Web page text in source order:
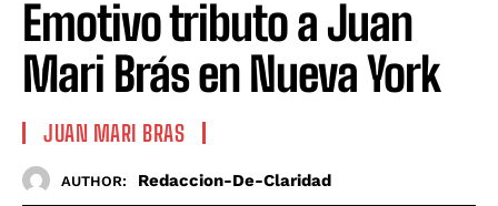
Emotivo tributo a Juan
Mari Brás en Nueva York
JUAN MARI BRAS
AUTHOR: Redaccion-De-Claridad